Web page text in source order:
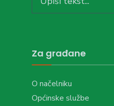
for:
Za građane
O načelniku
Općinske službe